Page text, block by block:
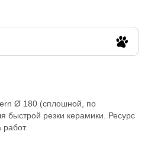
Ø 180 (сплошной, по
быстрой резки керамики. Ресурс